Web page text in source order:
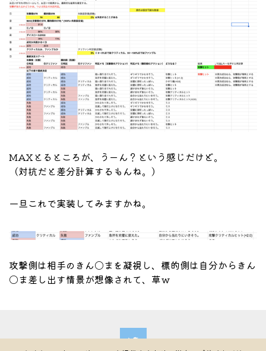
MAXとるところが、うーん？という感じだけど。
（対抗だと差分計算するもんね。）
一旦これで実装してみますかね。
攻撃側は相手のきん〇まを凝視し、標的側は自分からきん
〇ま差し出す情景が想像されて、草ｗ
パイルの冒険者ゼロ・制作日記